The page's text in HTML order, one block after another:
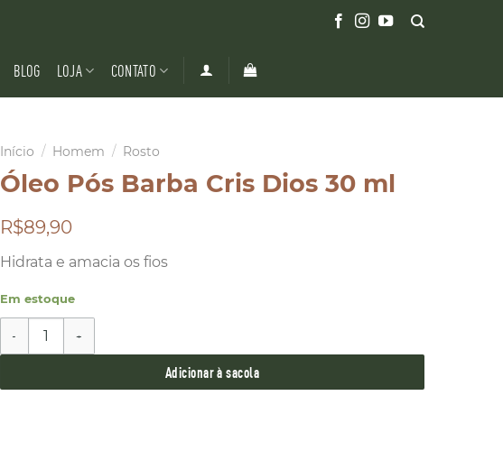
BLOG LOJA CONTATO
Início / Homem / Rosto
Óleo Pós Barba Cris Dios 30 ml
R$89,90
Hidrata e amacia os fios
Em estoque
Óleo Pós Barba Cris Dios 30 ml quantidade
Adicionar à sacola